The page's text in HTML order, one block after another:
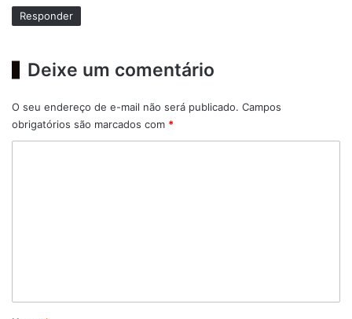
Responder
Deixe um comentário
O seu endereço de e-mail não será publicado. Campos
obrigatórios são marcados com *